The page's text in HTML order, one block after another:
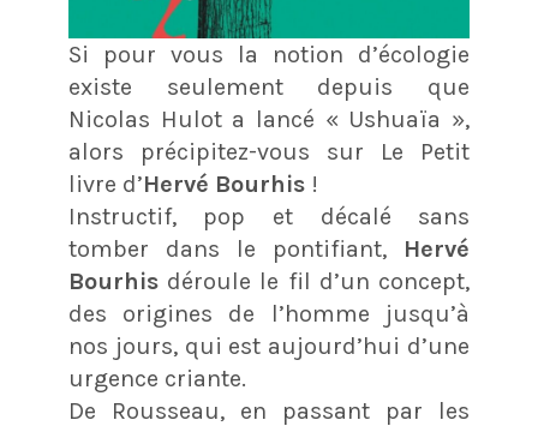
Si pour vous la notion d’écologie
existe seulement depuis que
Nicolas Hulot a lancé « Ushuaïa »,
alors précipitez-vous sur Le Petit
livre d’Hervé Bourhis!
Instructif, pop et décalé sans
tomber dans le pontifiant, Hervé
Bourhisdéroule le fil d’un concept,
des origines de l’homme jusqu’à
nos jours, qui est aujourd’hui d’une
urgence criante.
De Rousseau, en passant par les